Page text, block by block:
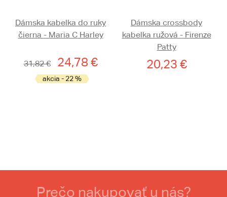
Dámska kabelka do ruky
čierna - Maria C Harley
31,82 € 24,78 €
akcia - 22 %
Dámska crossbody
kabelka ružová - Firenze
Patty
20,23 €
Prečo nakupovať u nás?